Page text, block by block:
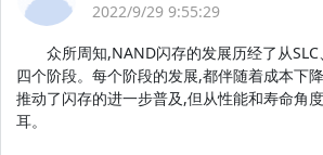
2022/9/29 9:55:29
众所周知,NAND闪存的发展历经了从SLC
四个阶段。每个阶段的发展,都伴随着成本下
推动了闪存的进一步普及,但从性能和寿命角
耳。